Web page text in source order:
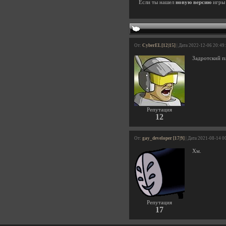
Если ты нашел новую версиюигры
От: CyberEL [12|15] | Дата 2022-12-06
Репутация
12
Задротский
От: gay_developer [17|9] | Дата 2021-08-14
Репутация
17
Хм.